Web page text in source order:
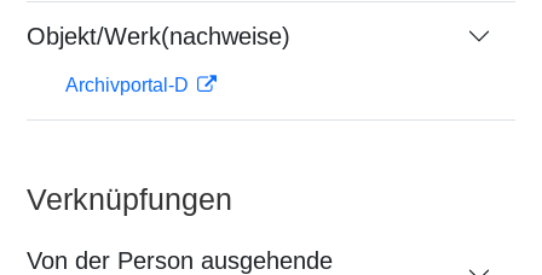
Objekt/Werk(nachweise)
Archivportal-D
Verknüpfungen
Von der Person ausgehende